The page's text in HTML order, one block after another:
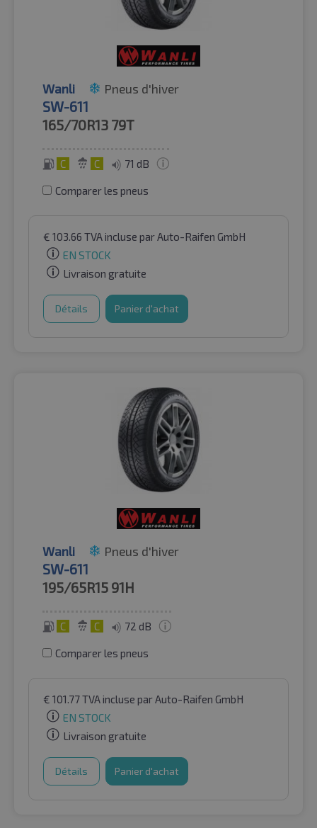
Wanli Pneus d'hiver
SW-611
165/70R13 79T
C C 71 dB
Comparer les pneus
€ 103.66 TVA incluse par Auto-Raifen GmbH
EN STOCK
Livraison gratuite
Détails Panier d'achat
Wanli Pneus d'hiver
SW-611
195/65R15 91H
C C 72 dB
Comparer les pneus
€ 101.77TVA incluse par Auto-Raifen GmbH
EN STOCK
Livraison gratuite
Détails Panier d'achat